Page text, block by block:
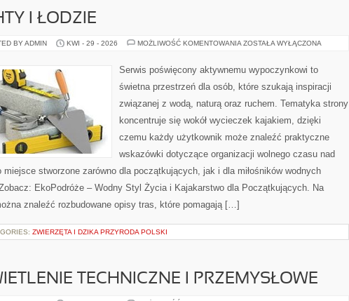
I ŁODZIE
BY ADMIN KWI - 29 - 2026 MOŻLIWOŚĆ KOMENTOWANIA JACHTY
ZOSTAŁA WYŁĄCZONA
Serwis poświęcony aktywnemu wypoczynkowi to
świetna przestrzeń dla osób, które szukają inspiracji
związanej z wodą, naturą oraz ruchem. Tematyka strony
koncentruje się wokół wycieczek kajakiem, dzięki
czemu każdy użytkownik może znaleźć praktyczne
wskazówki dotyczące organizacji wolnego czasu nad
miejsce stworzone zarówno dla początkujących, jak i dla miłośników wodnych
EkoPodróże – Wodny Styl Życia i Kajakarstwo dla Początkujących. Na
znaleźć rozbudowane opisy tras, które pomagają […]
ZWIERZĘTA I DZIKA PRZYRODA POLSKI
TECHNICZNE I PRZEMYSŁOWE